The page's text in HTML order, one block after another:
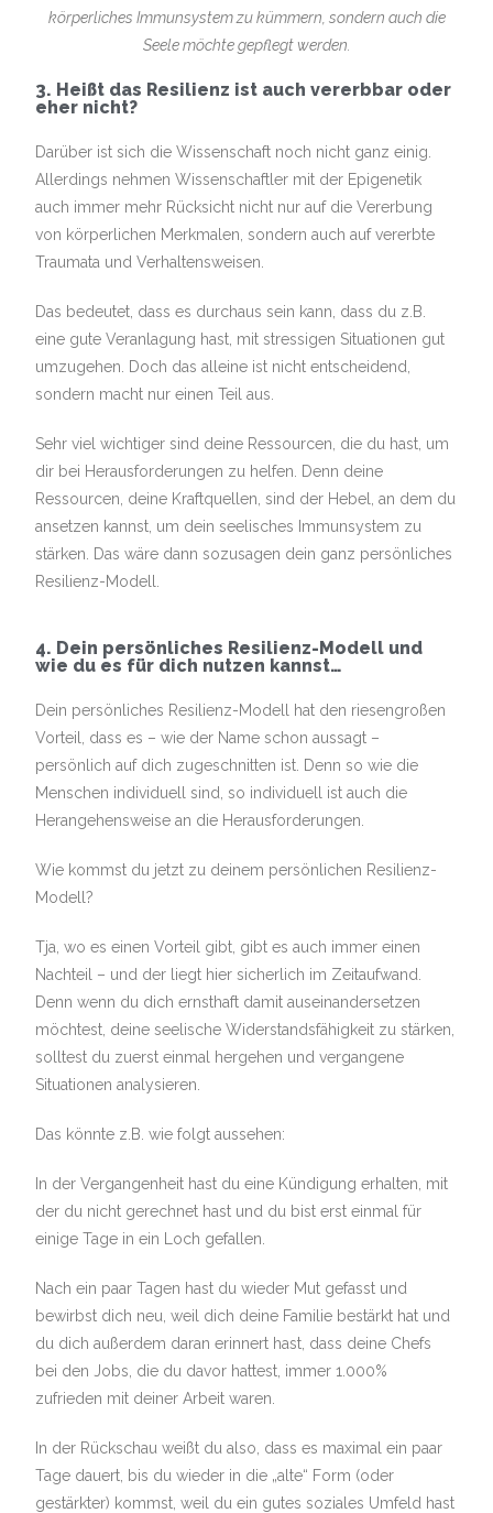
körperliches Immunsystem zu kümmern, sondern auch die
Seele möchte gepflegt werden.
3. Heißt das Resilienz ist auch vererbbar oder
eher nicht?
Darüber ist sich die Wissenschaft noch nicht ganz einig.
Allerdings nehmen Wissenschaftler mit der Epigenetik
auch immer mehr Rücksicht nicht nur auf die Vererbung
von körperlichen Merkmalen, sondern auch auf vererbte
Traumata und Verhaltensweisen.
Das bedeutet, dass es durchaus sein kann, dass du z.B.
eine gute Veranlagung hast, mit stressigen Situationen gut
umzugehen. Doch das alleine ist nicht entscheidend,
sondern macht nur einen Teil aus.
Sehr viel wichtiger sind deine Ressourcen, die du hast, um
dir bei Herausforderungen zu helfen. Denn deine
Ressourcen, deine Kraftquellen, sind der Hebel, an dem du
ansetzen kannst, um dein seelisches Immunsystem zu
stärken. Das wäre dann sozusagen dein ganz persönliches
Resilienz-Modell.
4. Dein persönliches Resilienz-Modell und
wie du es für dich nutzen kannst…
Dein persönliches Resilienz-Modell hat den riesengroßen
Vorteil, dass es – wie der Name schon aussagt –
persönlich auf dich zugeschnitten ist. Denn so wie die
Menschen individuell sind, so individuell ist auch die
Herangehensweise an die Herausforderungen.
Wie kommst du jetzt zu deinem persönlichen Resilienz-
Modell?
Tja, wo es einen Vorteil gibt, gibt es auch immer einen
Nachteil – und der liegt hier sicherlich im Zeitaufwand.
Denn wenn du dich ernsthaft damit auseinandersetzen
möchtest, deine seelische Widerstandsfähigkeit zu stärken,
solltest du zuerst einmal hergehen und vergangene
Situationen analysieren.
Das könnte z.B. wie folgt aussehen:
In der Vergangenheit hast du eine Kündigung erhalten, mit
der du nicht gerechnet hast und du bist erst einmal für
einige Tage in ein Loch gefallen.
Nach ein paar Tagen hast du wieder Mut gefasst und
bewirbst dich neu, weil dich deine Familie bestärkt hat und
du dich außerdem daran erinnert hast, dass deine Chefs
bei den Jobs, die du davor hattest, immer 1.000%
zufrieden mit deiner Arbeit waren.
In der Rückschau weißt du also, dass es maximal ein paar
Tage dauert, bis du wieder in die „alte“ Form (oder
gestärkter) kommst, weil du ein gutes soziales Umfeld hast